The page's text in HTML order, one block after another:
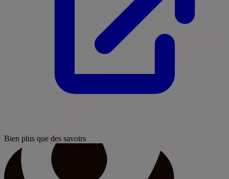
Bien plus que des savoirs